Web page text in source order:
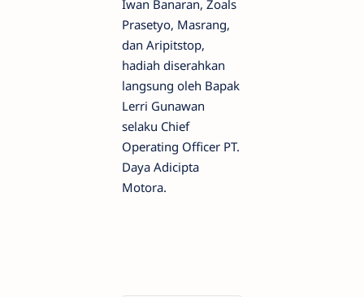
Iwan Banaran, Zoals
Prasetyo, Masrang,
dan Aripitstop,
hadiah diserahkan
langsung oleh Bapak
Lerri Gunawan
selaku Chief
Operating Officer PT.
Daya Adicipta
Motora.